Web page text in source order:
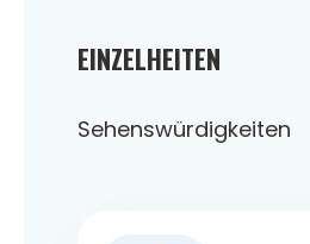
EINZELHEITEN
Sehenswürdigkeiten